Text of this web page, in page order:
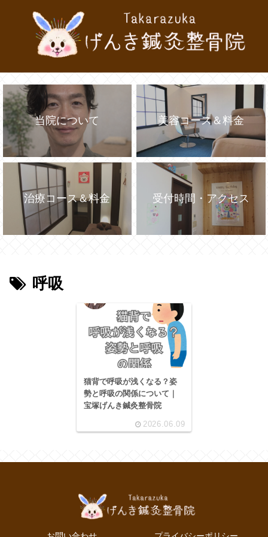
当院について 美容コース＆料金
治療コース＆料金 受付時間・アクセス
呼吸
猫背で呼吸が浅くなる？姿
勢と呼吸の関係について｜
宝塚げんき鍼灸整骨院
2026.06.09